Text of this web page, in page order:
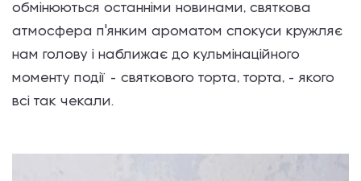
обмінюються останніми новинами, святкова
атмосфера п'янким ароматом спокуси кружляє
нам голову і наближає до кульмінаційного
моменту події - святкового торта, торта, - якого
всі так чекали.